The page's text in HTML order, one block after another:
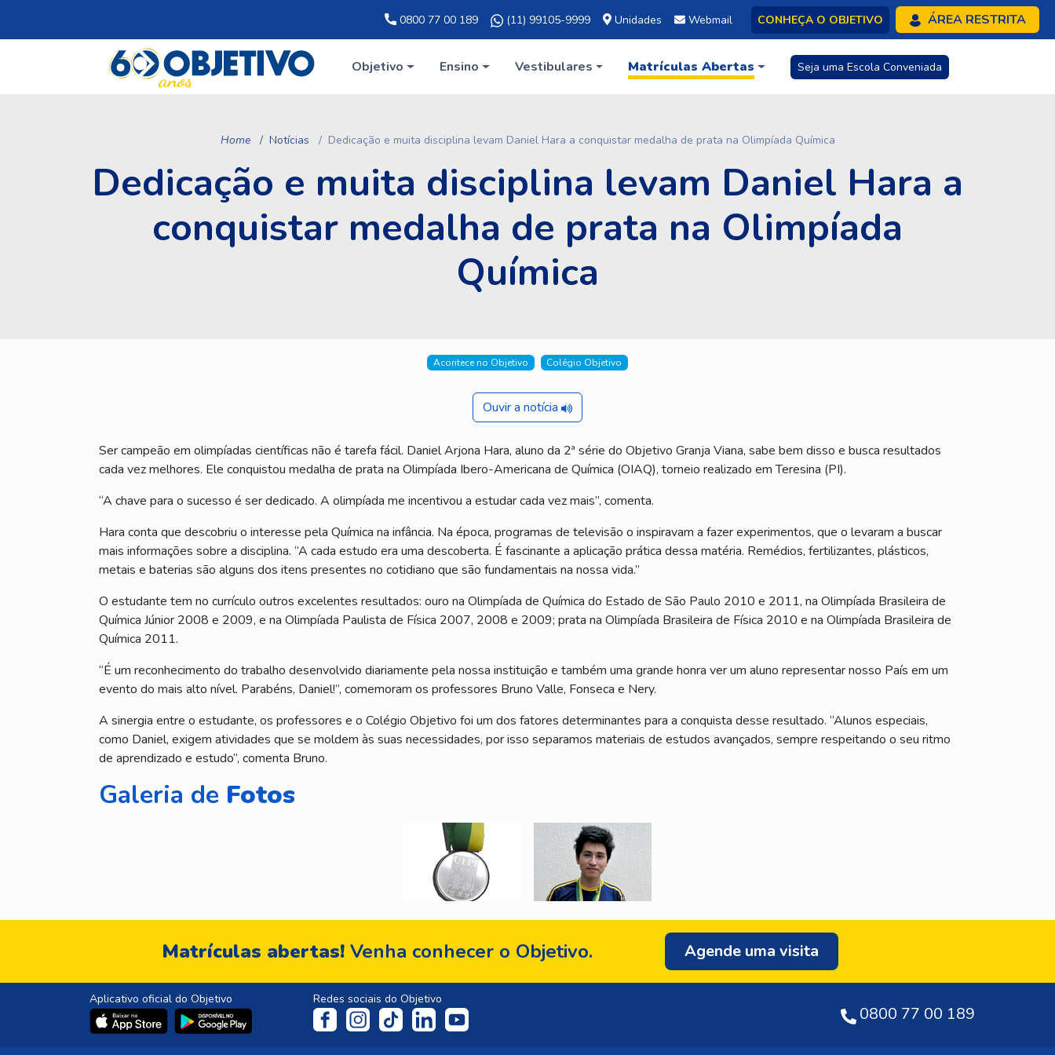
0800 77 00 189 (11) 99105-9999 Unidades Webmail CONHEÇA O OBJETIVO ÁREA RESTRITA
Objetivo Ensino Vestibulares Matrículas Abertas Seja uma Escola Conveniada
Home Notícias Dedicação e muita disciplina levam Daniel Hara a conquistar medalha de prata na Olimpíada Química
Dedicação e muita disciplina levam Daniel Hara a
conquistar medalha de prata na Olimpíada
Química
Acontece no Objetivo Colégio Objetivo
Ouvir a notícia
Ser campeão em olimpíadas científicas não é tarefa fácil. Daniel Arjona Hara, aluno da 2ª série do Objetivo Granja Viana, sabe bem disso e busca resultados
cada vez melhores. Ele conquistou medalha de prata na Olimpíada Ibero-Americana de Química (OIAQ), torneio realizado em Teresina (PI).
“A chave para o sucesso é ser dedicado. A olimpíada me incentivou a estudar cada vez mais”, comenta.
Hara conta que descobriu o interesse pela Química na infância. Na época, programas de televisão o inspiravam a fazer experimentos, que o levaram a buscar
mais informações sobre a disciplina. “A cada estudo era uma descoberta. É fascinante a aplicação prática dessa matéria. Remédios, fertilizantes, plásticos,
metais e baterias são alguns dos itens presentes no cotidiano que são fundamentais na nossa vida.”
O estudante tem no currículo outros excelentes resultados: ouro na Olimpíada de Química do Estado de São Paulo 2010 e 2011, na Olimpíada Brasileira de
Química Júnior 2008 e 2009, e na Olimpíada Paulista de Física 2007, 2008 e 2009; prata na Olimpíada Brasileira de Física 2010 e na Olimpíada Brasileira de
Química 2011.
“É um reconhecimento do trabalho desenvolvido diariamente pela nossa instituição e também uma grande honra ver um aluno representar nosso País em um
evento do mais alto nível. Parabéns, Daniel!”, comemoram os professores Bruno Valle, Fonseca e Nery.
A sinergia entre o estudante, os professores e o Colégio Objetivo foi um dos fatores determinantes para a conquista desse resultado. “Alunos especiais,
como Daniel, exigem atividades que se moldem às suas necessidades, por isso separamos materiais de estudos avançados, sempre respeitando o seu ritmo
de aprendizado e estudo”, comenta Bruno.
Galeria de Fotos
Matrículas abertas! Venha conhecer o Objetivo. Agende uma visita
Aplicativo oficial do Objetivo Redes sociais do Objetivo
0800 77 00 189